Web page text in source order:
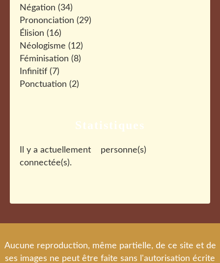
Négation (34)
Prononciation (29)
Élision (16)
Néologisme (12)
Féminisation (8)
Infinitif (7)
Ponctuation (2)
Statistiques
Il y a actuellement
personne(s)
connectée(s).
Aucune reproduction, même partielle, de ce site et de
ses images ne peut être faite sans l'autorisation écrite